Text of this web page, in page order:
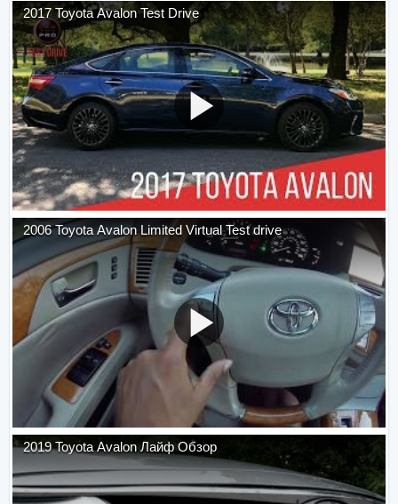
2017 Toyota Avalon Test Drive
2006 Toyota Avalon Limited Virtual Test drive
2019 Toyota Avalon Лайф Обзор